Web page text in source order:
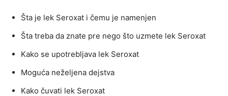
Šta je lek Seroxat i čemu je namenjen
Šta treba da znate pre nego što uzmete lek Seroxat
Kako se upotrebljava lek Seroxat
Moguća neželjena dejstva
Kako čuvati lek Seroxat